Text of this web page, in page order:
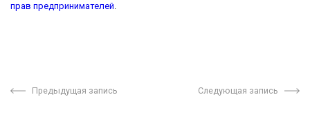
прав предпринимателей.
Предыдущая запись Следующая запись